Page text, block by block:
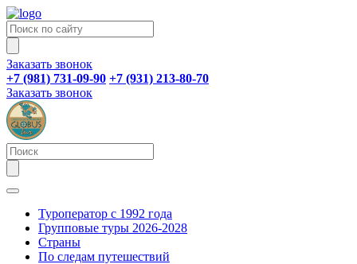
Заказать звонок
+7 (981) 731-09-90 +7 (931) 213-80-70
Заказать звонок
Туроператор с 1992 года
Групповые туры 2026-2028
Страны
По следам путешествий